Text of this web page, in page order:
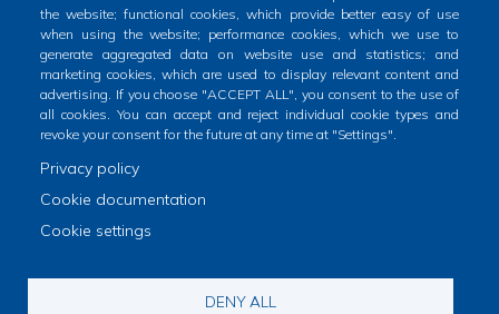
Footer
menu
1
Home
2
Horari atenció al públic
De dilluns a dimecres i divendres: de 9 a 14h
Dijous: de 9 a 19h
the website; functional cookies, which provide better easy of use
when using the website; performance cookies, which we use to
generate aggregated data on website use and statistics; and
marketing cookies, which are used to display relevant content and
advertising. If you choose "ACCEPT ALL", you consent to the use of
all cookies. You can accept and reject individual cookie types and
revoke your consent for the future at any time at "Settings".
Privacy policy
Cookie documentation
Cookie settings
DENY ALL